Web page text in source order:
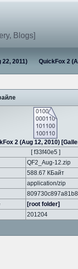
Blogs]
22, 2011) QuickFox 2
2 (Aug 12, 2010)
[ f33f40e5 ]
QF2_Aug-12.zip
588.67 КБайт
application/zip
[root folder]
201204